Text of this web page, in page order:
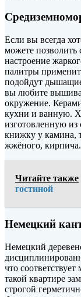
Если вы всегда
можете позволить
настроение
палитры
подойдут
вы любите
окружение.
кухни и ванную.
изготовленную из
книжку у камина,
жжёного, кирпича.
Читайте также
гостиной
Немецкий
Немецкий
что
такой квартире
строгой